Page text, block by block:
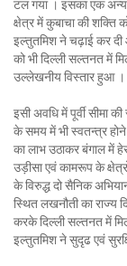
टल गया । इसका एक
क्षेत्र में कुबाचा की शक्ति
इल्तुतमिश ने चढ़ाई कर
को भी दिल्ली सल्तनत में
उल्लेखनीय विस्तार हुआ ।
इसी अवधि में पूर्वी सीमा
के समय में भी स्वतन्त्र
का लाभ उठाकर बंगाल में
उड़ीसा एवं कामरूप के
के विरुद्ध दो सैनिक
स्थित लखनौती का राज्य
करके दिल्ली सल्तनत में
इल्तुतमिश ने सुदृढ एवं